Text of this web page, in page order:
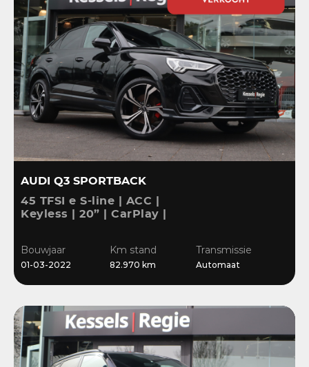
AUDI Q3 SPORTBACK
45 TFSI e S-line | ACC |
Keyless | 20” | CarPlay |
Bouwjaar
01-03-2022
Km stand
82.970 km
Transmissie
Automaat